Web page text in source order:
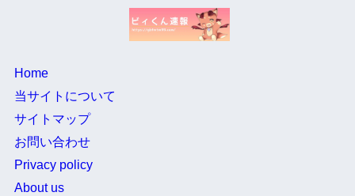
Home
当サイトについて
サイトマップ
お問い合わせ
Privacy policy
About us